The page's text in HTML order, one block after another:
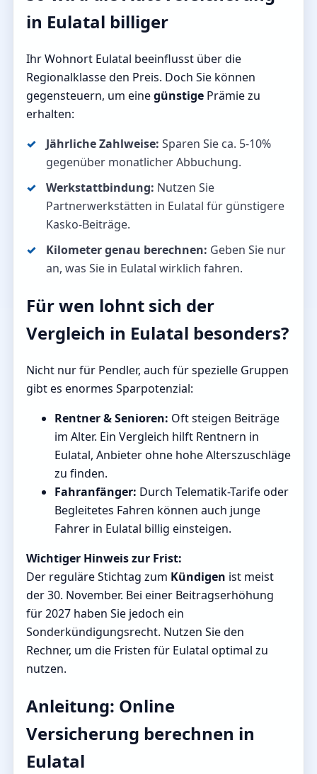
in Eulatal billiger
Ihr Wohnort Eulatal beeinflusst über die
Regionalklasse den Preis. Doch Sie können
gegensteuern, um einegünstige Prämie zu
erhalten:
Jährliche Zahlweise: Sparen Sie ca. 5-10%
gegenüber monatlicher Abbuchung.
Werkstattbindung: Nutzen Sie
Partnerwerkstätten in Eulatal für günstigere
Kasko-Beiträge.
Kilometer genau berechnen: Geben Sie nur
an, was Sie in Eulatal wirklich fahren.
Für wen lohnt sich der
Vergleich in Eulatal besonders?
Nicht nur für Pendler, auch für spezielle Gruppen
gibt es enormes Sparpotenzial:
Rentner & Senioren: Oft steigen Beiträge
im Alter. Ein Vergleich hilft Rentnern in
Eulatal, Anbieter ohne hohe Alterszuschläge
zu finden.
Fahranfänger: Durch Telematik-Tarife oder
Begleitetes Fahren können auch junge
Fahrer in Eulatal billig einsteigen.
Wichtiger Hinweis zur Frist:
Der reguläre Stichtag zum Kündigen ist meist
der 30. November. Bei einer Beitragserhöhung
für 2027 haben Sie jedoch ein
Sonderkündigungsrecht. Nutzen Sie den
Rechner, um die Fristen für Eulatal optimal zu
nutzen.
Anleitung: Online
Versicherung berechnen in
Eulatal